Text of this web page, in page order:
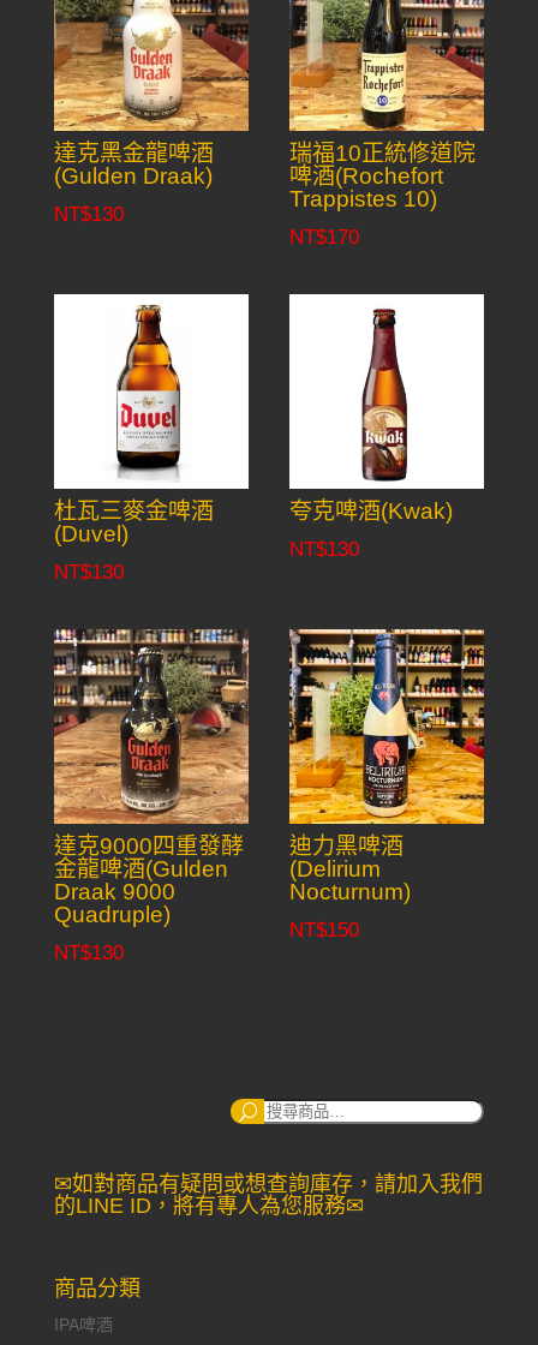
達克黑金龍啤酒
(Gulden Draak)
NT$130
瑞福10正統修道院
啤酒(Rochefort
Trappistes 10)
NT$170
杜瓦三麥金啤酒
(Duvel)
NT$130
夸克啤酒(Kwak)
NT$130
達克9000四重發酵
金龍啤酒(Gulden
Draak 9000
Quadruple)
NT$130
迪力黑啤酒
(Delirium
Nocturnum)
NT$150
搜
✉如對商品有疑問或想查詢庫存，請加入我們
的LINE ID，將有專人為您服務✉
商品分類
IPA啤酒